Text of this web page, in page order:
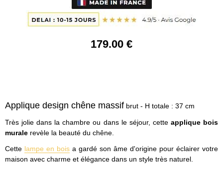
179.00 €
Applique design chêne massif brut - H totale : 37 cm
Très jolie dans la chambre ou dans le séjour, cette applique bois
murale revèle la beauté du chêne.
Cette lampe en bois a gardé son âme d'origine pour éclairer votre
maison avec charme et élégance dans un style très naturel.